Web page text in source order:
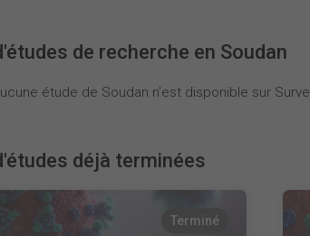
de recherche en Soudan
étude de Soudan n'est disponible sur
déjà terminées
Terminé